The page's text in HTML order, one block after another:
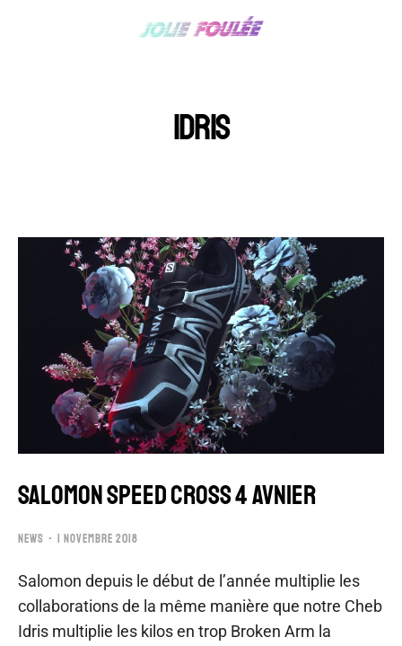
IDRIS
SALOMON SPEED CROSS 4 AVNIER
NEWS 1 NOVEMBRE 2018
Salomon depuis le début de l’année multiplie les
collaborations de la même manière que notre Cheb
Idris multiplie les kilos en trop Broken Arm la